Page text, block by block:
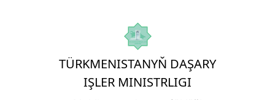
TÜRKMENISTANYŇ DAŞARY
IŞLER MINISTRLIGI